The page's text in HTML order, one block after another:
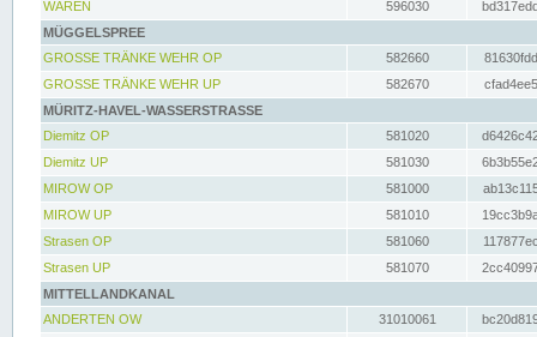
WAREN
596030
MÜGGELSPREE
GROSSE TRÄNKE WEHR OP
582660
GROSSE TRÄNKE WEHR UP
582670
MÜRITZ-HAVEL-WASSERSTRASSE
Diemitz OP
581020
Diemitz UP
581030
MIROW OP
581000
MIROW UP
581010
Strasen OP
581060
Strasen UP
581070
MITTELLANDKANAL
ANDERTEN OW
31010061